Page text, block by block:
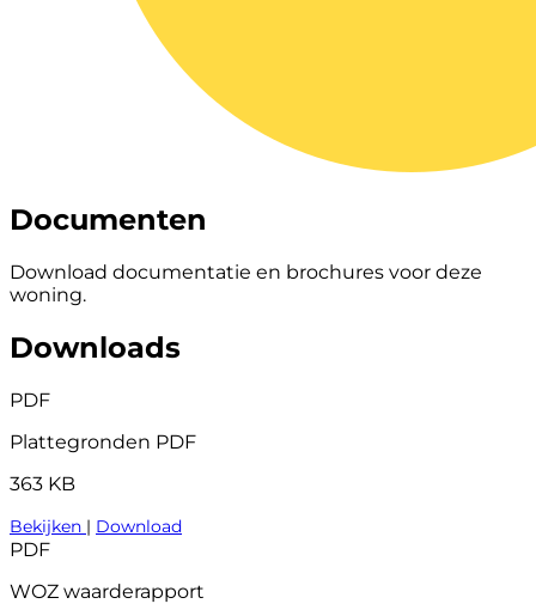
Documenten
Download documentatie en brochures voor deze
woning.
Downloads
PDF
Plattegronden PDF
363 KB
Bekijken | Download
PDF
WOZ waarderapport